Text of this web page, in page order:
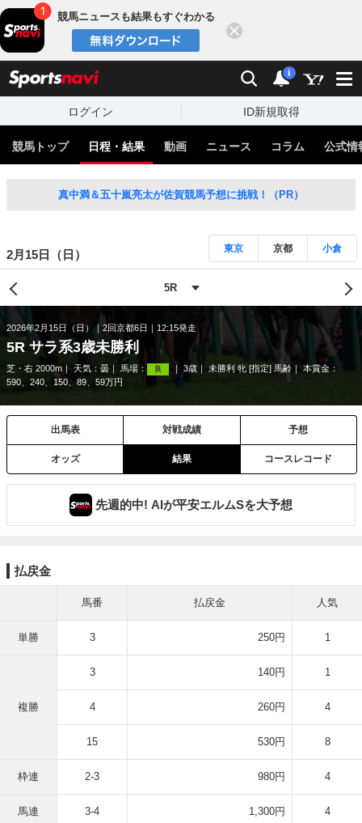
競馬ニュースも結果もすぐわかる
検索 通知
i
ログイン ID新規取得
競馬トップ 日程・結果 動画 ニュース コラム 公式情
真中満＆五十嵐亮太が佐賀競馬予想に挑戦！（PR）
2月15日（日） 東京 京都 小倉
2026年2月15日（日） 2回京都6日 12:15発走
5R サラ系3歳未勝利
芝・右 2000m 天気： 曇 馬場： 良 3歳 未勝利 牝 [指定] 馬齢
本賞金：
590、240、150、89、59万円
出馬表 対戦成績 予想
オッズ 結果 コースレコード
先週的中! AIが平安エルムSを大予想
払戻金
馬番 払戻金 人気
単勝 3 250円 1
複勝
3 140円 1
4 260円 4
15 530円 8
枠連 2-3 980円 4
馬連 3-4 1,300円 4